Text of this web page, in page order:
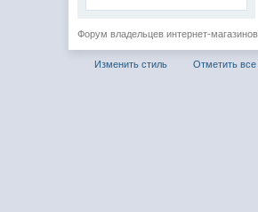
Форум владельцев интернет-магазинов
Изменить стиль Отметить